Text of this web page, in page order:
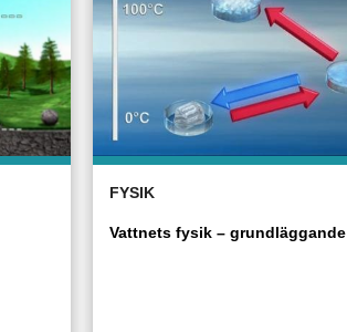
FYSIK
Vattnets fysik – grundläggande